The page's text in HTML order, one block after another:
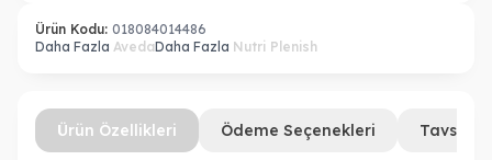
Ürün Kodu: 018084014486
Daha Fazla AvedaDaha Fazla Nutri Plenish
Ürün Özellikleri Ödeme Seçenekleri Tavsiye